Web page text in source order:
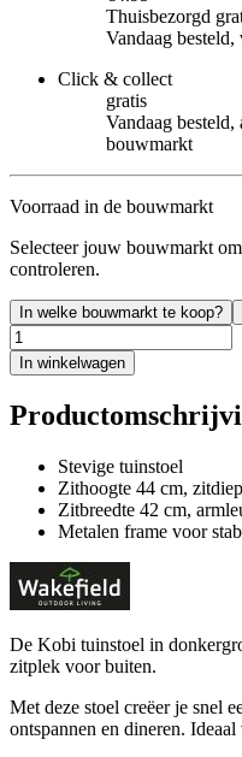
Thuisbezorgd
Vandaag
Click & collect
gratis
Vandaag
bouwmarkt
Voorraad in de bouwmarkt
Selecteer jouw bouwmarkt
controleren.
In welke bouwmarkt te koop?
In winkelwagen
Stevige tuinstoel
Zithoogte 44 cm,
Zitbreedte 42 cm,
Metalen frame voor
De Kobi tuinstoel in
zitplek voor buiten.
Met deze stoel creëer je snel
ontspannen en dineren.